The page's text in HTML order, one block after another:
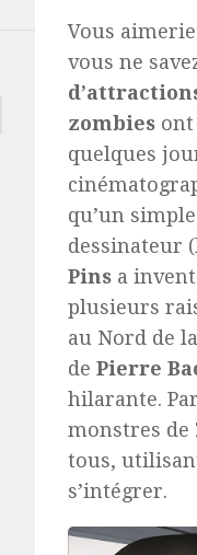
Vous
vous ne
zombies ont
quelques
qu’un
dessinateur
Pins a
plusieurs
au Nord de
de Pierre
hilarante.
monstres de
tous,
s’intégrer.